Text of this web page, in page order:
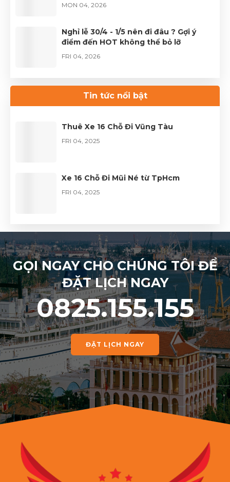
MON 04, 2026
Nghỉ lễ 30/4 - 1/5 nên đi đâu ? Gợi ý
điểm đến HOT không thể bỏ lỡ
FRI 04, 2026
– Hành trình đầy trọn vẹn
FRI 04, 2026
Tin tức nổi bật
Thuê Xe 16 Chỗ Đi Vũng Tàu
FRI 04, 2025
Xe 16 Chỗ Đi Mũi Né từ TpHcm
FRI 04, 2025
GỌI NGAY CHO CHÚNG TÔI ĐỂ
ĐẶT LỊCH NGAY
0825.155.155
ĐẶT LỊCH NGAY